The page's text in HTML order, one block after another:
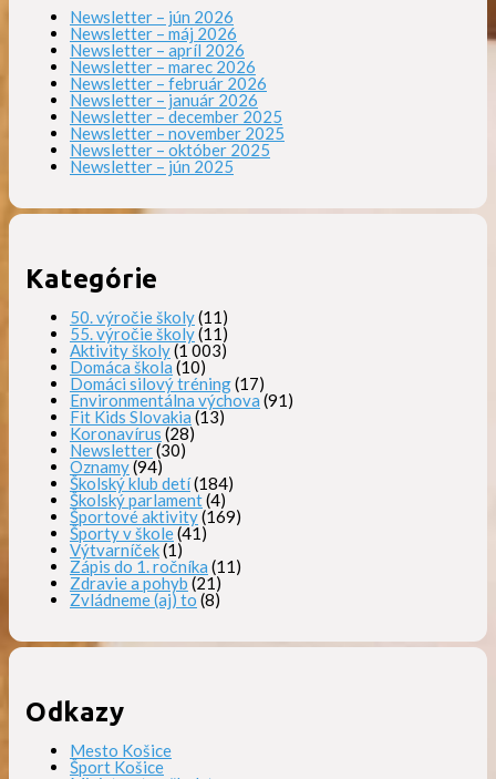
Newsletter – jún 2026
Newsletter – máj 2026
Newsletter – apríl 2026
Newsletter – marec 2026
Newsletter – február 2026
Newsletter – január 2026
Newsletter – december 2025
Newsletter – november 2025
Newsletter – október 2025
Newsletter – jún 2025
Kategórie
50. výročie školy(11)
55. výročie školy(11)
Aktivity školy(1 003)
Domáca škola (10)
Domáci silový tréning(17)
Environmentálna výchova (91)
Fit Kids Slovakia (13)
Koronavírus (28)
Newsletter(30)
Oznamy(94)
Školský klub detí(184)
Školský parlament(4)
Športové aktivity(169)
Športy v škole(41)
Výtvarníček(1)
Zápis do 1. ročníka (11)
Zdravie a pohyb (21)
Zvládneme (aj) to (8)
Odkazy
Mesto Košice
Šport Košice